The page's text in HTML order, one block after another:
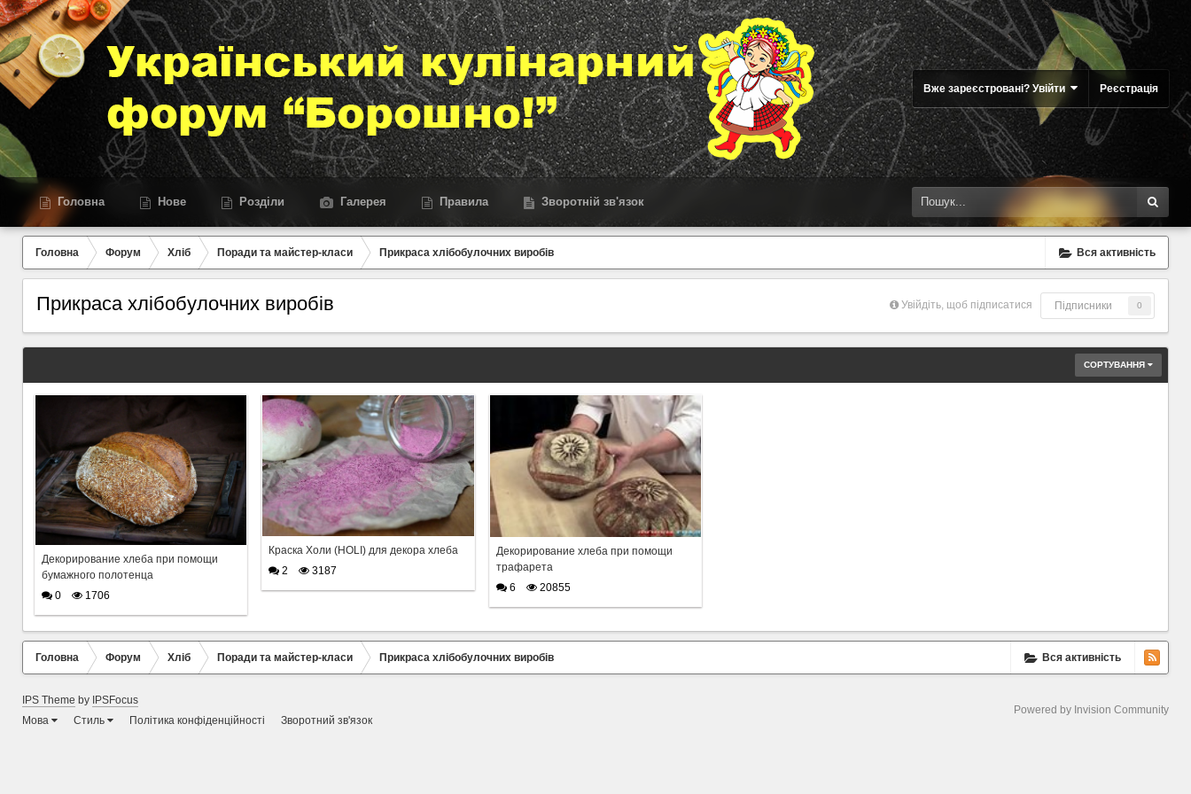
Вже зареєстровані? Увійти Реєстрація
Головна Нове Розділи Галерея Правила Зворотній зв'язок
Вся активність
Головна Форум Хліб Поради та майстер-класи Прикраса хлібобулочних виробів
Прикраса хлібобулочних виробів Увійдіть, щоб підписатися Підписники 0
СОРТУВАННЯ
Декорирование хлеба при помощи
бумажного полотенца
0
1706
Краска Холи (HOLI) для декора хлеба
2
3187
Декорирование хлеба при помощи
трафарета
6
20855
Вся активність
Головна Форум Хліб Поради та майстер-класи Прикраса хлібобулочних виробів
IPS Theme by IPSFocus
Мова
Стиль Політика конфіденційності Зворотний зв'язок
Powered by Invision Community